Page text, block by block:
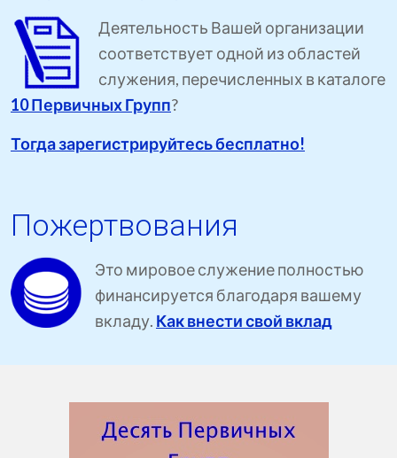
Деятельность Вашей организации
соответствует одной из областей
служения, перечисленных в каталоге
10 Первичных Групп?
Тогда зарегистрируйтесь бесплатно!
Пожертвования
Это мировое служение полностью
финансируется благодаря вашему
вкладу. Как внести свой вклад